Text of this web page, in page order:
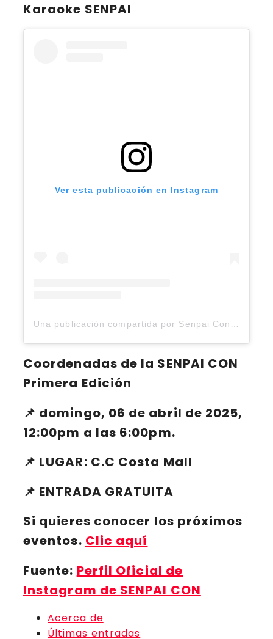
Karaoke SENPAI
Ver esta publicación en Instagram
Una publicación compartida por Senpai Con (@senpaicon.2025)
Coordenadas de la SENPAI CON
Primera Edición
📌 domingo, 06 de abril de 2025,
12:00pm a las 6:00pm.
📌 LUGAR: C.C Costa Mall
📌 ENTRADA GRATUITA
Si quieres conocer los próximos
eventos. Clic aquí
Fuente: Perfil Oficial de
Instagram de SENPAI CON
Acerca de
Últimas entradas